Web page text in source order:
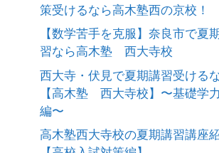
策受けるなら高木塾西の京校！
【数学苦手を克服】奈良市で夏
習なら高木塾 西大寺校
西大寺・伏見で夏期講習受ける
【高木塾 西大寺校】〜基礎学力
編〜
高木塾西大寺校の夏期講習講座